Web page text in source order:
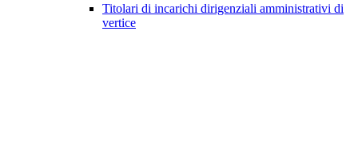
Titolari di incarichi dirigenziali amministrativi di
vertice